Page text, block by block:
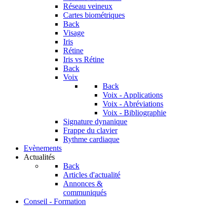
Réseau veineux
Cartes biométriques
Back
Visage
Iris
Rétine
Iris vs Rétine
Back
Voix
Back
Voix - Applications
Voix - Abréviations
Voix - Bibliographie
Signature dynanique
Frappe du clavier
Rythme cardiaque
Evènements
Actualités
Back
Articles d'actualité
Annonces &
communiqués
Conseil - Formation